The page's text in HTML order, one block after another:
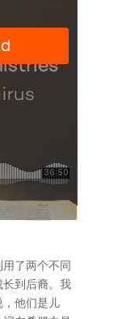
了两个不同
到后裔。我
他们是儿